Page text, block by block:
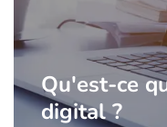
Qu'est-ce
digital ?